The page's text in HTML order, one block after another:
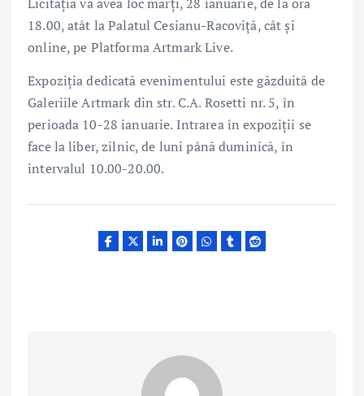
18.00, atât la Palatul Cesianu-Racoviță, cât și
online, pe Platforma Artmark Live.
Expoziția dedicată evenimentului este găzduită de
Galeriile Artmark din str. C.A. Rosetti nr. 5, în
perioada 10-28 ianuarie. Intrarea în expoziții se
face la liber, zilnic, de luni până duminică, în
intervalul 10.00-20.00.